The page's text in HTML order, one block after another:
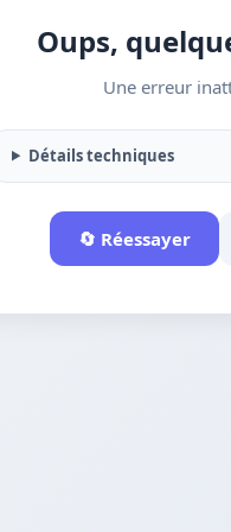
Oups,
Une erreur
Détails techniques
🔄 Réessayer